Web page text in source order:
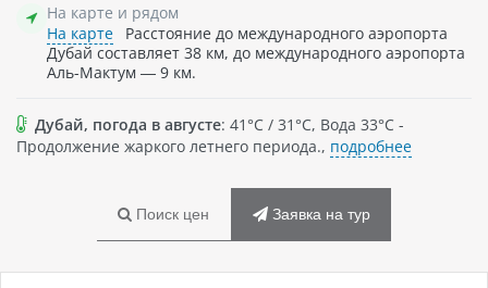
На карте и рядом
На карте
Расстояние до международного аэропорта
Дубай составляет 38 км, до международного аэропорта
Аль-Мактум — 9 км.
Дубай, погода в августе: 41°C / 31°C, Вода 33°C -
Продолжение жаркого летнего периода., подробнее
Поиск цен Заявка на тур